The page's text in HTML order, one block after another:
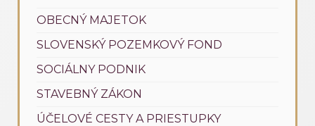
OBECNÝ MAJETOK
SLOVENSKÝ POZEMKOVÝ FOND
SOCIÁLNY PODNIK
STAVEBNÝ ZÁKON
ÚČELOVÉ CESTY A PRIESTUPKY